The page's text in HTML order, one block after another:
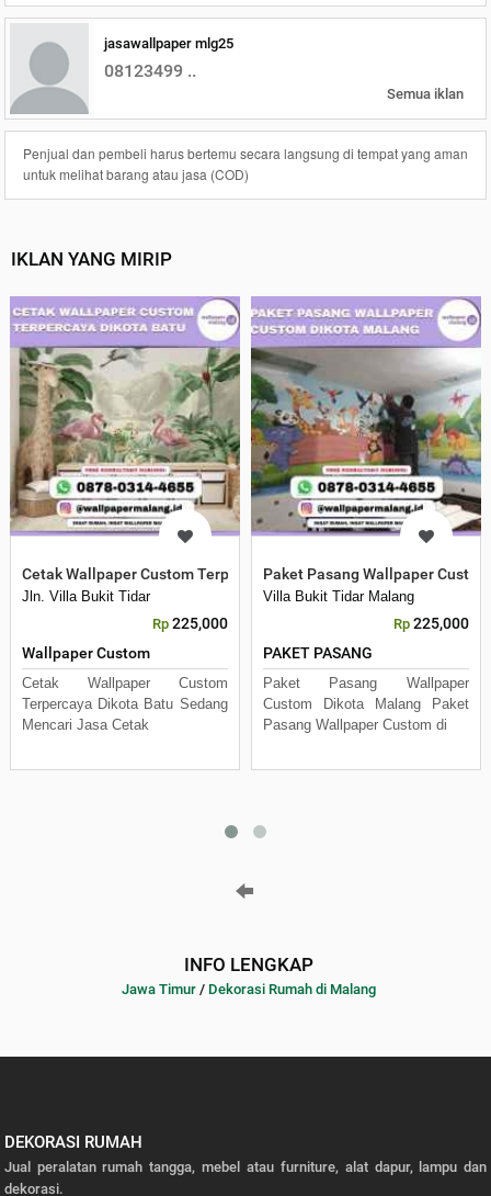
jasawallpaper mlg25
08123499 ..
Semua iklan
Penjual dan pembeli harus bertemu secara langsung di tempat yang aman
untuk melihat barang atau jasa (COD)
IKLAN YANG MIRIP
Cetak Wallpaper Custom Terpercaya Dikota Batu
Jln. Villa Bukit Tidar
Rp 225,000
Wallpaper Custom
Cetak Wallpaper Custom
Terpercaya Dikota Batu Sedang
Mencari Jasa Cetak
Paket Pasang Wallpaper
Villa Bukit Tidar Malang
Rp 225,000
PAKET PASANG
Paket Pasang Wallpaper
Custom Dikota Malang Paket
Pasang Wallpaper Custom di
INFO LENGKAP
Jawa Timur / Dekorasi Rumah di Malang
DEKORASI RUMAH
Jual peralatan rumah tangga, mebel atau furniture, alat dapur, lampu dan
dekorasi.